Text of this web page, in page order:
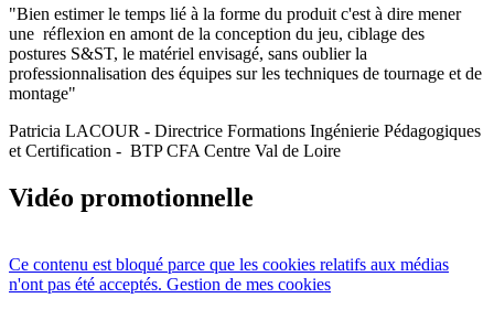
"Bien estimer le temps lié à la forme du produit c'est à dire mener
une réflexion en amont de la conception du jeu, ciblage des
postures S&ST, le matériel envisagé, sans oublier la
professionnalisation des équipes sur les techniques de tournage et de
montage"
Patricia LACOUR - Directrice Formations Ingénierie Pédagogiques
et Certification - BTP CFA Centre Val de Loire
Vidéo promotionnelle
Ce contenu est bloqué parce que les cookies relatifs aux médias
n'ont pas été acceptés. Gestion de mes cookies